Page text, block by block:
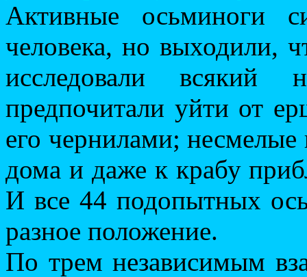
Активные осьминоги
человека, но выходили,
исследовали всякий
предпочитали уйти от
его чернилами;
дома и даже к крабу
И все 44 подопытных
разное положение.
По трем независимым